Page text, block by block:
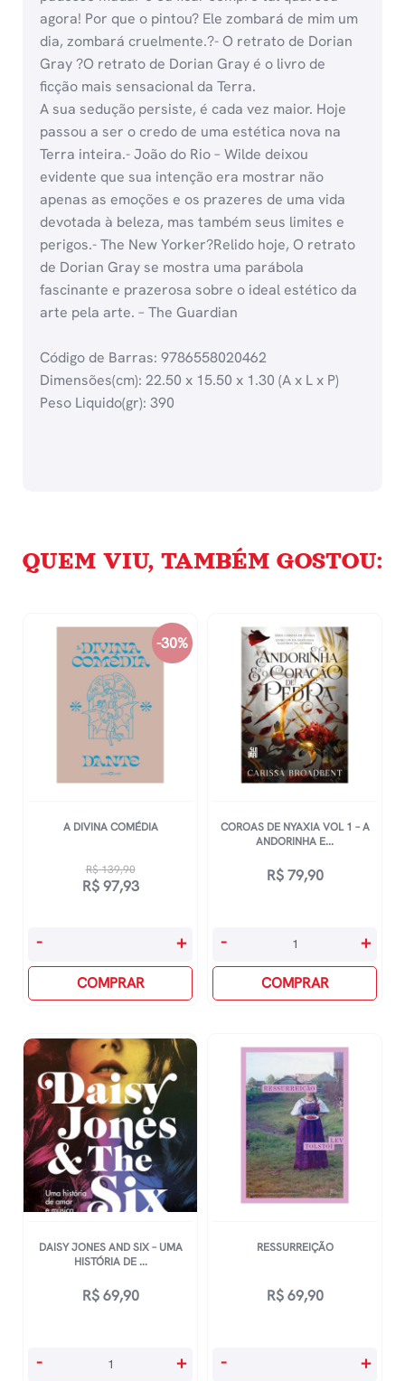
agora! Por que o pintou? Ele zombará de mim um
dia, zombará cruelmente.?- O retrato de Dorian
Gray ?O retrato de Dorian Gray é o livro de
ficção mais sensacional da Terra.
A sua sedução persiste, é cada vez maior. Hoje
passou a ser o credo de uma estética nova na
Terra inteira.- João do Rio – Wilde deixou
evidente que sua intenção era mostrar não
apenas as emoções e os prazeres de uma vida
devotada à beleza, mas também seus limites e
perigos.- The New Yorker?Relido hoje, O retrato
de Dorian Gray se mostra uma parábola
fascinante e prazerosa sobre o ideal estético da
arte pela arte. – The Guardian
Código de Barras: 9786558020462
Dimensões(cm): 22.50 x 15.50 x 1.30 (A x L x P)
Peso Liquido(gr): 390
QUEM VIU, TAMBÉM GOSTOU:
-30%
A DIVINA COMÉDIA
R$139,90
O
R$ 139,90.
R$97,93O
R$ 97,93.
Comédia
quantidade
- +
COMPRAR
COROAS DE NYAXIA VOL 1 – A
ANDORINHA E...
R$79,90
Coroas
Vol
Andorinha
Coração
Pedra
- +
COMPRAR
DAISY JONES AND SIX – UMA
HISTÓRIA DE ...
R$69,90
Daisy
- +
RESSURREIÇÃO
R$69,90
Ressurreição
- +